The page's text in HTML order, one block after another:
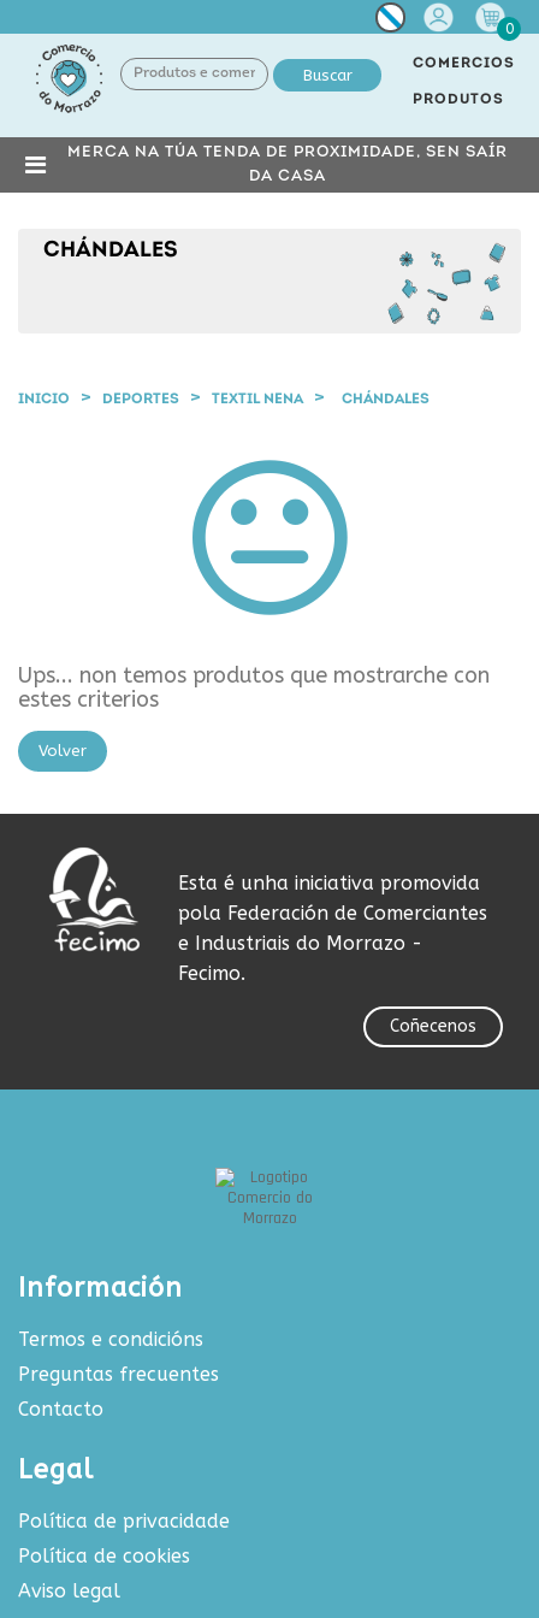
Miña
conta
0
Buscar
COMERCIOS
PRODUTOS
MERCA NA TÚA TENDA DE PROXIMIDADE, SEN SAÍR
DA CASA
CHÁNDALES
INICIO DEPORTES TEXTIL NENA CHÁNDALES
Ups... non temos produtos que mostrarche con
estes criterios
Volver
Esta é unha iniciativa promovida
pola Federación de Comerciantes
e Industriais do Morrazo -
Fecimo.
Coñecenos
Información
Termos e condicións
Preguntas frecuentes
Contacto
Legal
Política de privacidade
Política de cookies
Aviso legal